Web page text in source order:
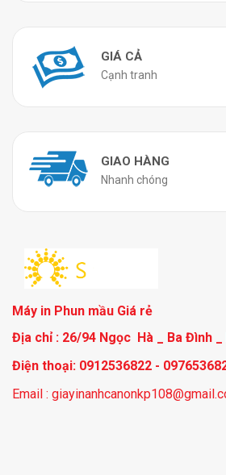
GIÁ CẢ
Cạnh tranh
GIAO HÀNG
Nhanh chóng
Máy in Phun mầu Giá rẻ
Địa chỉ : 26/94 Ngọc Hà _ Ba Đình _
Điện thoại: 0912536822 -
Email :